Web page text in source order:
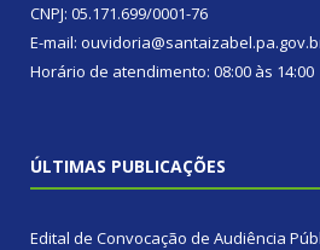
CNPJ: 05.171.699/0001-76
E-mail:
Horário de atendimento: 08:00 às 14:00
ÚLTIMAS PUBLICAÇÕES
Edital de Convocação de Audiência